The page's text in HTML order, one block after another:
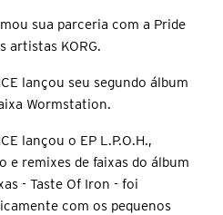
sua parceria com a Pride
artistas KORG.
lançou seu segundo álbum
Wormstation.
lançou o EP L.P.O.H.,
remixes de faixas do álbum
- Taste Of Iron - foi
com os pequenos